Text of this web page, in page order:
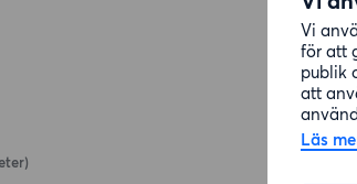
Vi
för att
publik
att
Läs